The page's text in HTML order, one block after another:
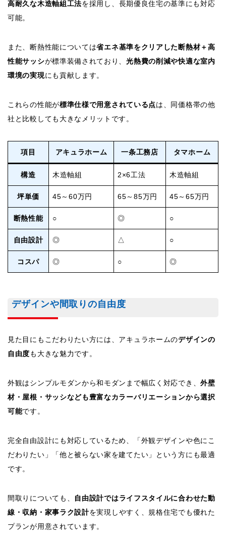
高耐久な木造軸組工法を採用し、長期優良住宅の基準にも対応
可能。
また、断熱性能については省エネ基準をクリアした断熱材＋高
性能サッシが標準装備されており、光熱費の削減や快適な室内
環境の実現にも貢献します。
これらの性能が標準仕様で用意されている点は、同価格帯の他
社と比較しても大きなメリットです。
項目 アキュラホーム 一条工務店 タマホーム
構造 木造軸組 2×6工法 木造軸組
坪単価 45～60万円 65～85万円 45～65万円
断熱性能 ○ ◎ ○
自由設計 ◎ △ ○
コスパ ◎ ○ ◎
デザインや間取りの自由度
見た目にもこだわりたい方には、アキュラホームのデザインの
自由度も大きな魅力です。
外観はシンプルモダンから和モダンまで幅広く対応でき、外壁
材・屋根・サッシなども豊富なカラーバリエーションから選択
可能です。
完全自由設計にも対応しているため、「外観デザインや色にこ
だわりたい」「他と被らない家を建てたい」という方にも最適
です。
間取りについても、
自由設計ではライフスタイルに合わせた動
線・収納・家事ラク設計を実現しやすく、規格住宅でも優れた
プランが用意されています。